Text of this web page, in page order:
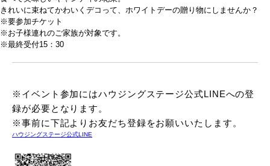
きれいに束ねてかわいくデコって、ホワイトデーの贈り物にしませんか？
※要参加チケット
※お子様連れのご家族が対象です。
※最終受付15：30
※イベント参加にはハウジングステージ公式LINEへの登
録が必要となります。
※事前に下記よりお友だち登録をお願いいたします。
ハウジングステージ公式LINE